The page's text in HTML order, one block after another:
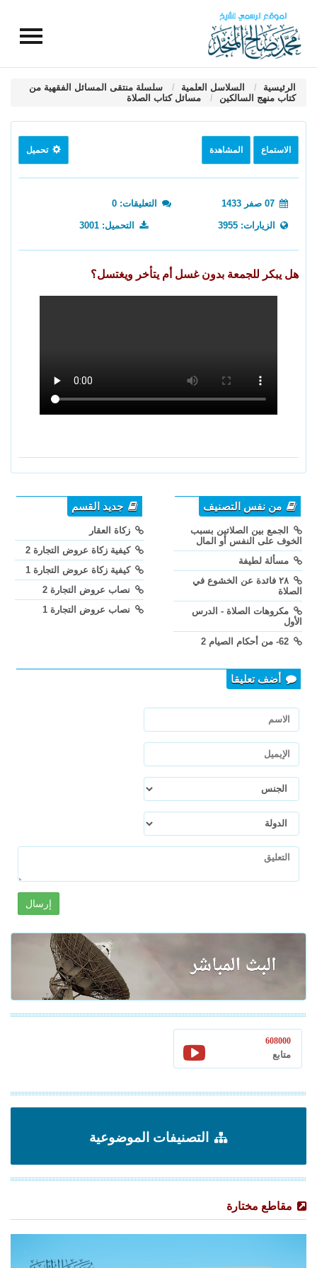
الرئيسية السلاسل العلمية
سلسلة منتقى المسائل الفقهية من
كتاب منهج السالكين
مسائل كتاب الصلاة
الاستماع المشاهدة تحميل
التعليقات: 0
الزيارات: 3955 التحميل: 3001
هل يبكر للجمعة بدون غسل أم يتأخر ويغتسل؟
من نفس التصنيف
الجمع بين الصلاتين بسبب
الخوف على النفس أو المال
مسألة لطيفة
٢٨ فائدة عن الخشوع في
الصلاة
مكروهات الصلاة - الدرس
الأول
جديد القسم
زكاة العقار
كيفية زكاة عروض التجارة 2
كيفية زكاة عروض التجارة 1
نصاب عروض التجارة 2
نصاب عروض التجارة 1
أضف تعليقا
إرسال
608000
متابع
التصنيفات الموضوعية
مقاطع مختارة